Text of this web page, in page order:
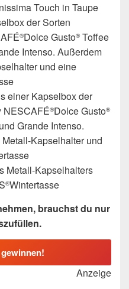
Touch in Taupe
der Sorten
®Dolce Gusto®Toffee
Intenso. Außerdem
und eine
einer Kapselbox der
®Dolce Gusto®
Grande Intenso.
Kapselhalter und
Metall-Kapselhalters
®Wintertasse
brauchst du nur
Anzeige